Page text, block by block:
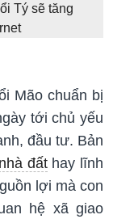
Tý sẽ tăng
Mão chuẩn bị
tới chủ yếu
đầu tư. Bản
nhà đấthay lĩnh
lợi mà con
hệ xã giao